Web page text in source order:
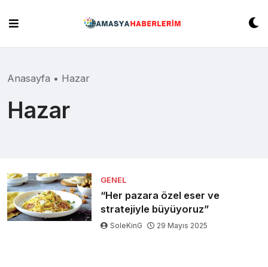
content
Anasayfa • Hazar
Hazar
GENEL
“Her pazara özel eser ve
stratejiyle büyüyoruz”
SoleKinG 29 Mayıs 2025